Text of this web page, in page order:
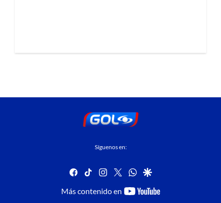
Síguenos en:
facebook
tiktok instagram
twitterwhatsapp
google
Más contenido en
youtube-